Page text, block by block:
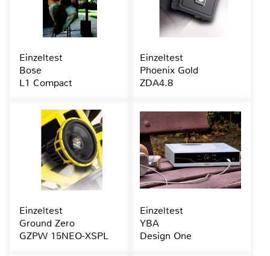
Einzeltest
Bose
L1 Compact
Einzeltest
Phoenix Gold
ZDA4.8
Einzeltest
Ground Zero
GZPW 15NEO-XSPL
Einzeltest
YBA
Design One